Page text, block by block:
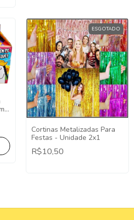
ESGOTADO
Cortinas Metalizadas Para
Festas - Unidade 2x1
R$10,50